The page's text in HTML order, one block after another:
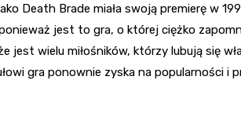
Death Brade miała swoją premierę w
jest to gra, o której ciężko
jest wielu miłośników, którzy lubują się
gra ponownie zyska na popularności i